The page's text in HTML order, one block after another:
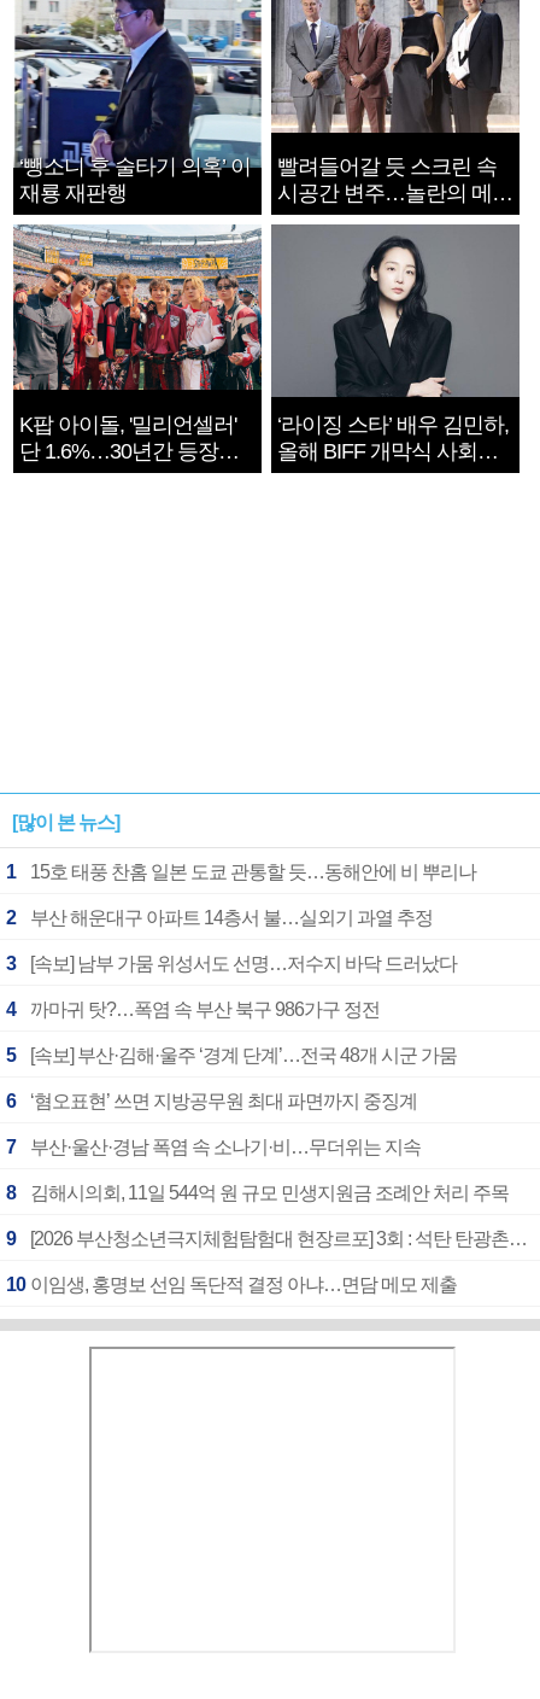
‘뺑소니 후 술타기 의혹’ 이
재룡 재판행
빨려들어갈 듯 스크린 속
시공간 변주…놀란의 메시
지는 ‘전쟁 속죄’
K팝 아이돌, '밀리언셀러'
단 1.6%…30년간 등장
1182개팀 전수조사
‘라이징 스타’ 배우 김민하,
올해 BIFF 개막식 사회자
확정
[많이 본 뉴스]
1 15호 태풍 찬홈 일본 도쿄 관통할 듯…동해안에 비 뿌리나
2 부산 해운대구 아파트 14층서 불…실외기 과열 추정
3 [속보] 남부 가뭄 위성서도 선명…저수지 바닥 드러났다
4 까마귀 탓?…폭염 속 부산 북구 986가구 정전
5 [속보] 부산·김해·울주 ‘경계 단계’…전국 48개 시군 가뭄
6 ‘혐오표현’ 쓰면 지방공무원 최대 파면까지 중징계
7 부산·울산·경남 폭염 속 소나기·비…무더위는 지속
8 김해시의회, 11일 544억 원 규모 민생지원금 조례안 처리 주목
9 [2026 부산청소년극지체험탐험대 현장르포] 3회 : 석탄 탄광촌에서 북극 연구의 중심지로
10 이임생, 홍명보 선임 독단적 결정 아냐…면담 메모 제출